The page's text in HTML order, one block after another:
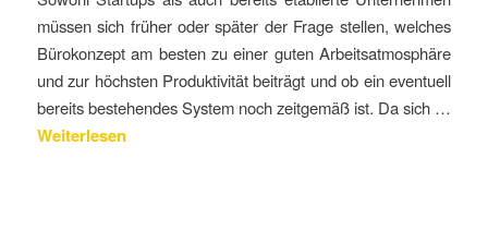
müssen sich früher oder später der Frage stellen, welches
Bürokonzept am besten zu einer guten Arbeitsatmosphäre
und zur höchsten Produktivität beiträgt und ob ein eventuell
bereits bestehendes System noch zeitgemäß ist. Da sich …
Weiterlesen